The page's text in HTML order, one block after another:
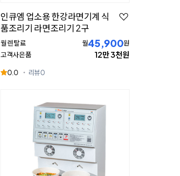
인큐엠 업소용 한강라면기계 식
품조리기 라면조리기 2구
월 렌탈료 월45,900원
고객사은품
12만 3천원
0.0 리뷰0